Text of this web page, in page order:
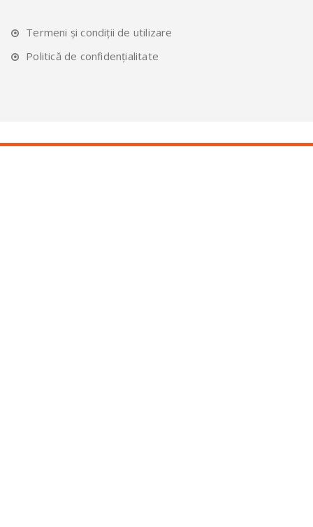
Termeni și condiții de utilizare
Politică de confidențialitate